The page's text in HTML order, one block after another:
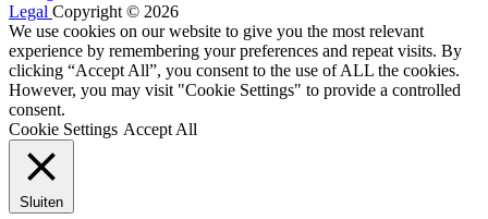
Legal Copyright © 2026
We use cookies on our website to give you the most relevant
experience by remembering your preferences and repeat visits. By
clicking “Accept All”, you consent to the use of ALL the cookies.
However, you may visit "Cookie Settings" to provide a controlled
consent.
Cookie Settings Accept All
Sluiten